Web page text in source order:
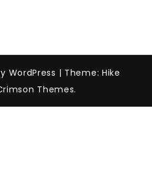
WordPress | Theme: Hike
Themes.